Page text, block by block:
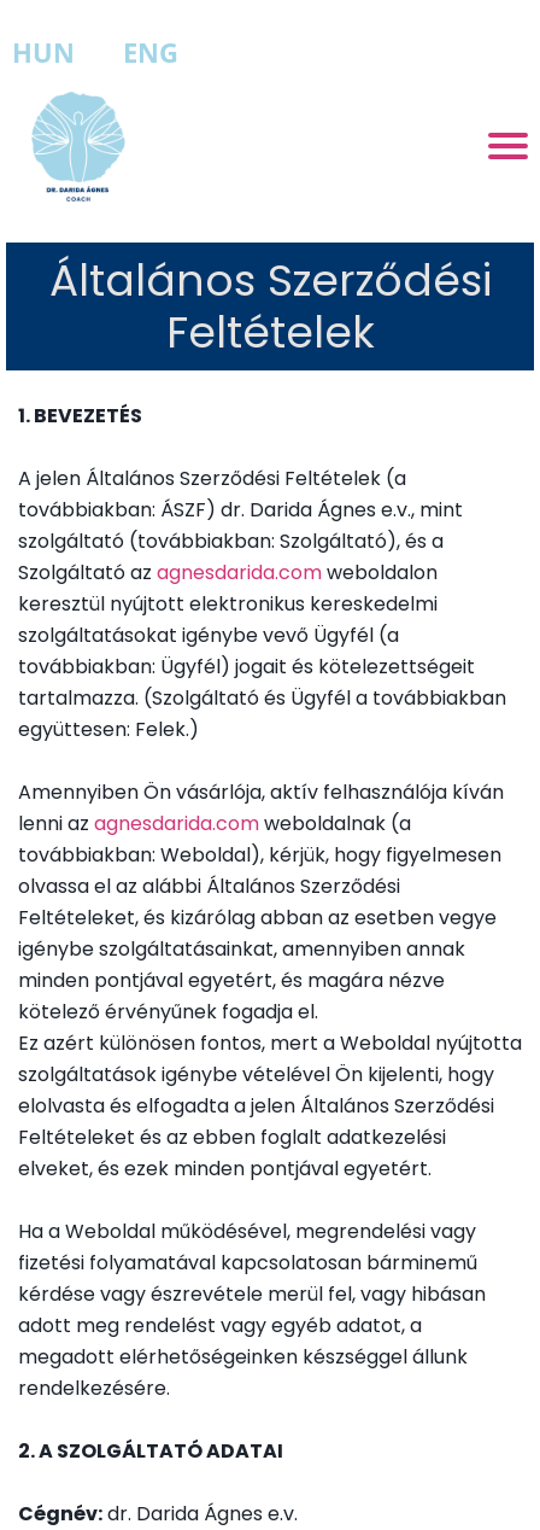
HUN ENG
Általános Szerződési
Feltételek
1. BEVEZETÉS
A jelen Általános Szerződési Feltételek (a
továbbiakban: ÁSZF) dr. Darida Ágnes e.v., mint
szolgáltató (továbbiakban: Szolgáltató), és a
Szolgáltató az agnesdarida.comweboldalon
keresztül nyújtott elektronikus kereskedelmi
szolgáltatásokat igénybe vevő Ügyfél (a
továbbiakban: Ügyfél) jogait és kötelezettségeit
tartalmazza. (Szolgáltató és Ügyfél a továbbiakban
együttesen: Felek.)
Amennyiben Ön vásárlója, aktív felhasználója kíván
lenni az agnesdarida.comweboldalnak (a
továbbiakban: Weboldal), kérjük, hogy figyelmesen
olvassa el az alábbi Általános Szerződési
Feltételeket, és kizárólag abban az esetben vegye
igénybe szolgáltatásainkat, amennyiben annak
minden pontjával egyetért, és magára nézve
kötelező érvényűnek fogadja el.
Ez azért különösen fontos, mert a Weboldal nyújtotta
szolgáltatások igénybe vételével Ön kijelenti, hogy
elolvasta és elfogadta a jelen Általános Szerződési
Feltételeket és az ebben foglalt adatkezelési
elveket, és ezek minden pontjával egyetért.
Ha a Weboldal működésével, megrendelési vagy
fizetési folyamatával kapcsolatosan bárminemű
kérdése vagy észrevétele merül fel, vagy hibásan
adott meg rendelést vagy egyéb adatot, a
megadott elérhetőségeinken készséggel állunk
rendelkezésére.
2. A SZOLGÁLTATÓ ADATAI
Cégnév:dr. Darida Ágnes e.v.
p
c
a
Z
T
gi